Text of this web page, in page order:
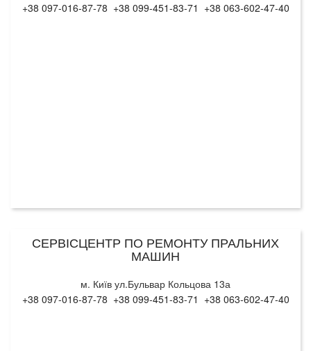
+38 097-016-87-78 +38 099-451-83-71 +38 063-602-47-40
СЕРВІСЦЕНТР ПО РЕМОНТУ ПРАЛЬНИХ
МАШИН
м. Київ ул.Бульвар Кольцова 13а
+38 097-016-87-78 +38 099-451-83-71 +38 063-602-47-40